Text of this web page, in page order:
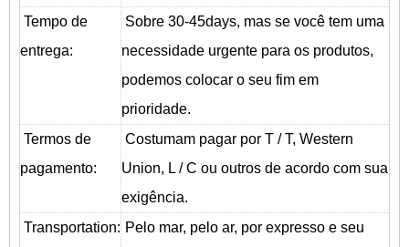
Tempo de
entrega:
Sobre 30-45days, mas se você tem uma
necessidade urgente para os produtos,
podemos colocar o seu fim em
prioridade.
Termos de
pagamento:
Costumam pagar por T / T, Western
Union, L / C ou outros de acordo com sua
exigência.
Transportation: Pelo mar, pelo ar, por expresso e seu